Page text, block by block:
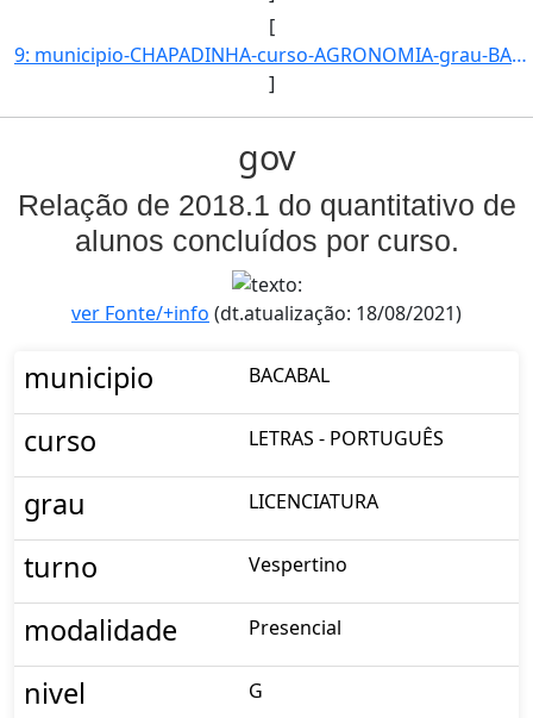
[
9: municipio-CHAPADINHA-curso-AGRONOMIA-grau-BACHARELADO-turno-Matutino_e_Vespertino-modalidade-Presenc]
]
gov
Relação de 2018.1 do quantitativo de
alunos concluídos por curso.
ver Fonte/+info (dt.atualização: 18/08/2021)
municipio BACABAL
curso LETRAS - PORTUGUÊS
grau LICENCIATURA
turno Vespertino
modalidade Presencial
nivel G